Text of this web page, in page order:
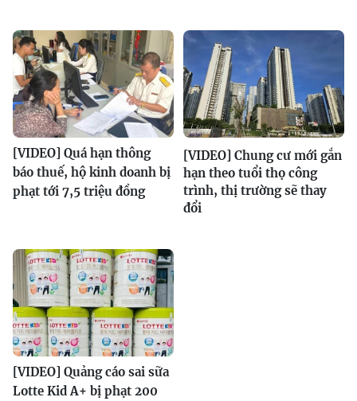
[VIDEO] Quá hạn thông
báo thuế, hộ kinh doanh bị
phạt tới 7,5 triệu đồng
[VIDEO] Chung cư mới gắn
hạn theo tuổi thọ công
trình, thị trường sẽ thay
đổi
[VIDEO] Quảng cáo sai sữa
Lotte Kid A+ bị phạt 200